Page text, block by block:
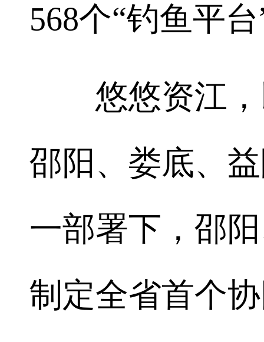
568个“钓鱼平
悠悠资江，
邵阳、娄底、
一部署下，邵
制定全省首个